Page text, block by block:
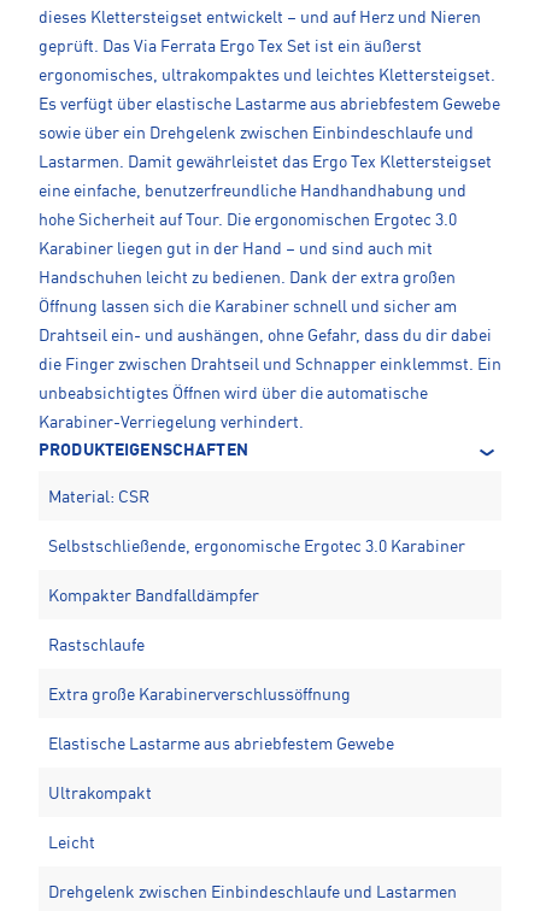
dieses Klettersteigset entwickelt – und auf Herz und Nieren
geprüft. Das Via Ferrata Ergo Tex Set ist ein äußerst
ergonomisches, ultrakompaktes und leichtes Klettersteigset.
Es verfügt über elastische Lastarme aus abriebfestem Gewebe
sowie über ein Drehgelenk zwischen Einbindeschlaufe und
Lastarmen. Damit gewährleistet das Ergo Tex Klettersteigset
eine einfache, benutzerfreundliche Handhandhabung und
hohe Sicherheit auf Tour. Die ergonomischen Ergotec 3.0
Karabiner liegen gut in der Hand – und sind auch mit
Handschuhen leicht zu bedienen. Dank der extra großen
Öffnung lassen sich die Karabiner schnell und sicher am
Drahtseil ein- und aushängen, ohne Gefahr, dass du dir dabei
die Finger zwischen Drahtseil und Schnapper einklemmst. Ein
unbeabsichtigtes Öffnen wird über die automatische
Karabiner-Verriegelung verhindert.
PRODUKTEIGENSCHAFTEN
Material: CSR
Selbstschließende, ergonomische Ergotec 3.0 Karabiner
Kompakter Bandfalldämpfer
Rastschlaufe
Extra große Karabinerverschlussöffnung
Elastische Lastarme aus abriebfestem Gewebe
Ultrakompakt
Leicht
Drehgelenk zwischen Einbindeschlaufe und Lastarmen